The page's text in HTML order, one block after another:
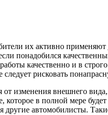
их активно
понадобился
качественно и в
рисковать
изменения внешнего
в полной мере
автомобилисты.